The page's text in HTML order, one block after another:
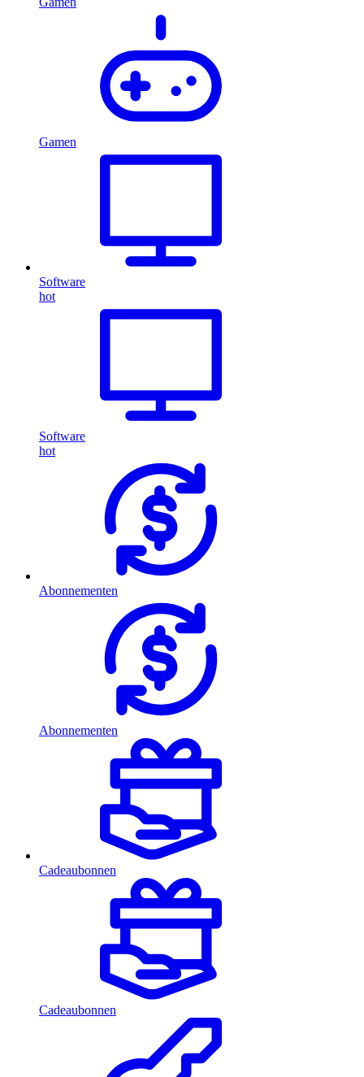
Gamen
Software
hot
Software
hot
Abonnementen
Abonnementen
Cadeaubonnen
Cadeaubonnen